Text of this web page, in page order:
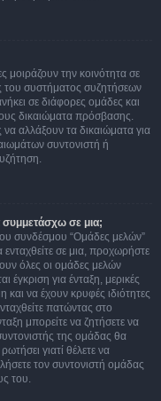
μοιράζουν την κοινότητα σε
του συστήματος συζητήσεων
σε διάφορες ομάδες και
δικαιώματα πρόσβασης.
να αλλάξουν τα δικαιώματα για
συντονιστή ή
σε μια;
συνδέσμου “Ομάδες μελών”
σε μια, προχωρήστε
όλες οι ομάδες μελών
έγκριση για ένταξη, μερικές
και να έχουν κρυφές ιδιότητες
πατώντας στο
μπορείτε να ζητήσετε να
της ομάδας θα
γιατί θέλετε να
τον συντονιστή ομάδας
του.